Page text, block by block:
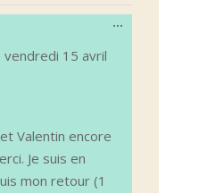
vendredi 15 avril
Valentin encore
Je suis en
mon retour (1
...